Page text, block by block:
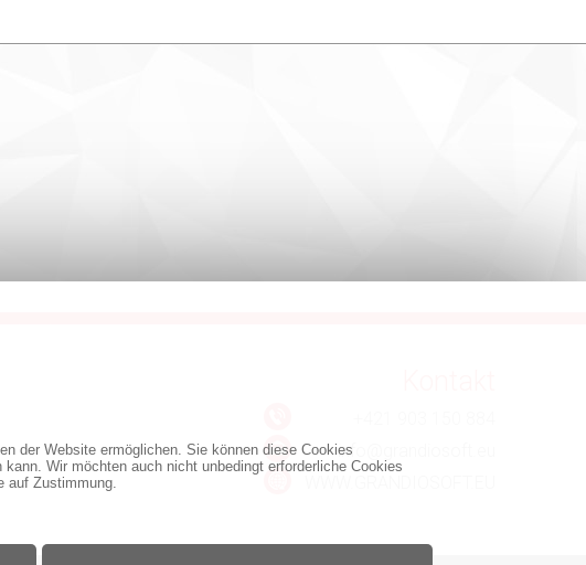
info@grandiosoft.eu
der Website ermöglichen. Sie können diese Cookies
Wir möchten auch nicht unbedingt erforderliche Cookies
auf Zustimmung.